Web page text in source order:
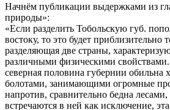
Начнём публикации выдержками из
природы»:
«Если разделить Тобольскую губ.
востоку, то это будет приблизительно
разделяющая две страны,
различными физическими
северная половина губернии
болотами, занимающими огромные
напротив, сравнительно бедна
встречаются в ней как исключение,